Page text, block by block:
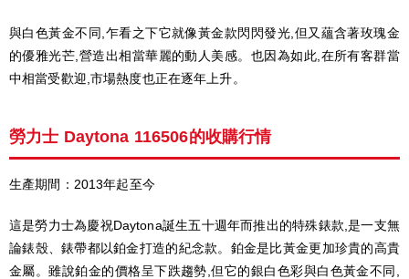
與白色黃金不同,乍看之下它就像黃金款閃閃發光,但又蘊含著玫瑰金
的優雅光芒,營造出相當華麗的動人美感。也因為如此,在所有客群當
中相當受歡迎,市場熱度也正在逐年上升。
勞力士 Daytona 116506的收購行情
生產期間：2013年起至今
這是勞力士為慶祝Daytona誕生五十週年而推出的特殊錶款,是一支無
論錶殼、錶帶都以鉑金打造的紀念款。鉑金是比黃金更加珍貴的高貴
金屬。雖說鉑金的價格呈下跌趨勢,但它的銀白色彩與白色黃金不同,